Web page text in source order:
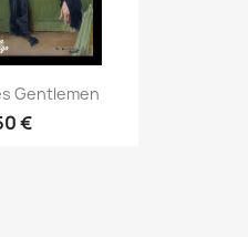
Gentlemen
€